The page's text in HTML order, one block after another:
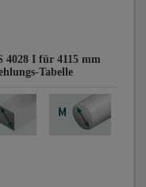
4028 I für 4115 mm
Tabelle